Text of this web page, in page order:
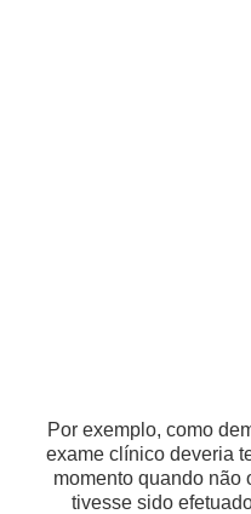
Por exemplo, como
exame clínico deveria
momento quando não
tivesse sido